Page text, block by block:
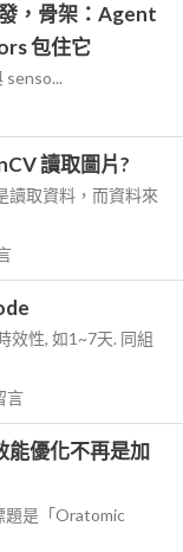
，骨架：Agent
包住它
senso...
讀取圖片?
讀取資料，而資料來
效性, 如1~7天. 同組
言
能優化不再是加
題是「Oratomic